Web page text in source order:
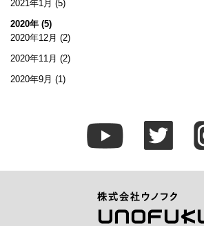
2021年1月 (5)
2020年 (5)
2020年12月 (2)
2020年11月 (2)
2020年9月 (1)